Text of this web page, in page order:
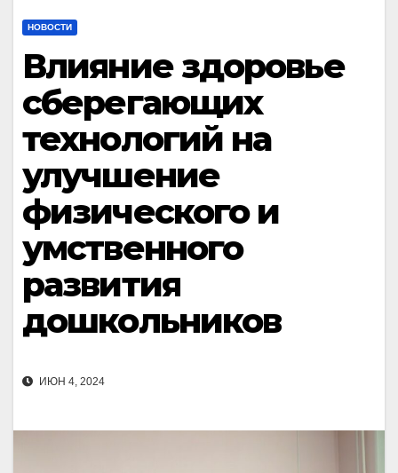
НОВОСТИ
Влияние здоровье
сберегающих
технологий на
улучшение
физического и
умственного
развития
дошкольников
ИЮН 4, 2024